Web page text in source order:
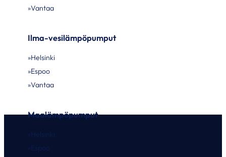
Vantaa
Ilma-vesilämpöpumput
Helsinki
Espoo
Vantaa
Maalämpöpumput
Helsinki
Espoo